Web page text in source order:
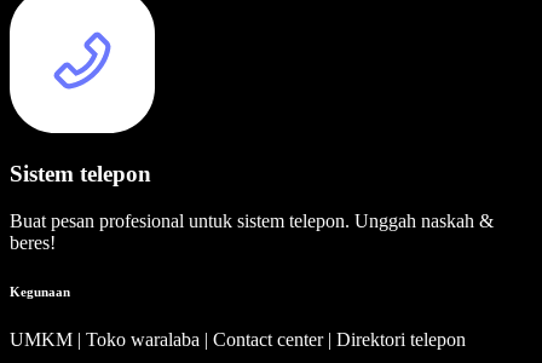
Sistem telepon
Buat pesan profesional untuk sistem telepon. Unggah naskah &
beres!
Kegunaan
UMKM | Toko waralaba | Contact center | Direktori telepon